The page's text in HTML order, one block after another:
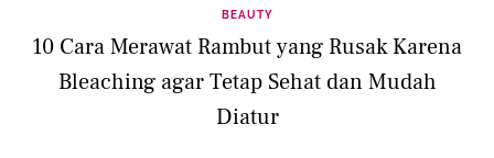
BEAUTY
10 Cara Merawat Rambut yang Rusak Karena
Bleaching agar Tetap Sehat dan Mudah
Diatur